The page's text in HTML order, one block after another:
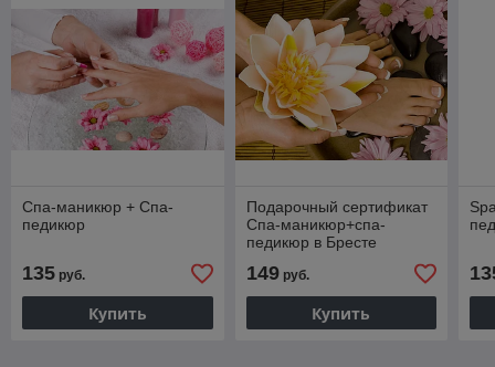
Спа-маникюр + Спа-
педикюр
135 руб.
Купить
Подарочный сертификат
Спа-маникюр+спа-
педикюр в Бресте
149руб.
Купить